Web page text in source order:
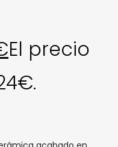
El precio